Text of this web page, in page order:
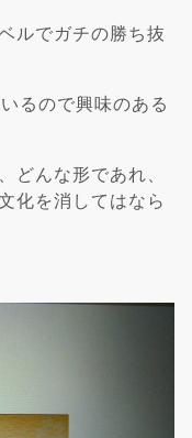
ルでガチの勝ち抜
るので興味のある
どんな形であれ、
化を消してはなら